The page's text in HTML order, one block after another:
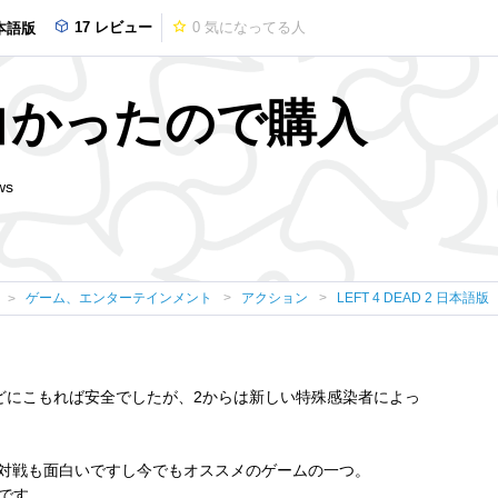
語版 17 レビュー 0 気になってる人
ったので購入
ゲーム、エンターテインメント アクション LEFT 4 DEAD 2 日本語版
こもれば安全でしたが、2からは新しい特殊感染者によっ
も面白いですし今でもオススメのゲームの一つ。